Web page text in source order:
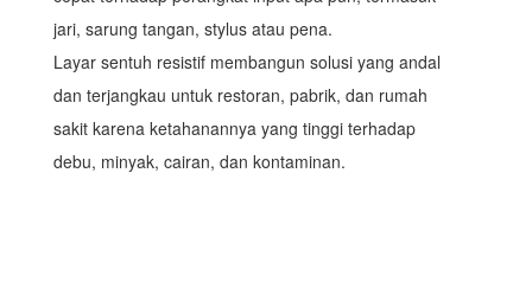
jari, sarung tangan, stylus atau pena.
Layar sentuh resistif membangun solusi yang andal
dan terjangkau untuk restoran, pabrik, dan rumah
sakit karena ketahanannya yang tinggi terhadap
debu, minyak, cairan, dan kontaminan.